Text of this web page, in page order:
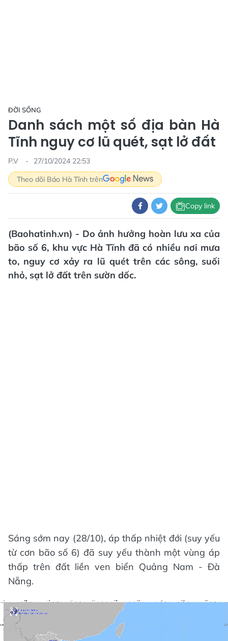
ĐỜI SỐNG
Danh sách một số địa bàn Hà
Tĩnh nguy cơ lũ quét, sạt lở đất
P.V
27/10/2024 22:53
Theo dõi Báo Hà Tĩnh trên
Copy link
(Baohatinh.vn) - Do ảnh hưởng hoàn lưu xa của
bão số 6, khu vực Hà Tĩnh đã có nhiều nơi mưa
to, nguy cơ xảy ra lũ quét trên các sông, suối
nhỏ, sạt lở đất trên sườn dốc.
Sáng sớm nay (28/10), áp thấp nhiệt đới (suy yếu
từ cơn bão số 6) đã suy yếu thành một vùng áp
thấp trên đất liền ven biển Quảng Nam - Đà
Nẵng.